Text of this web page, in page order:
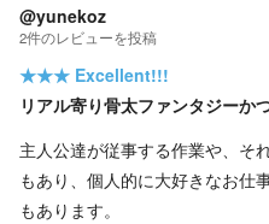
@yunekoz
2件のレビューを投稿
★★★ Excellent!!!
リアル寄り骨太ファンタジーか
主人公達が従事する作業や、そ
もあり、個人的に大好きなお仕
もあります。